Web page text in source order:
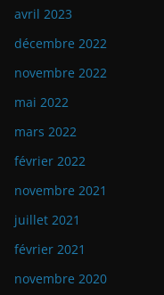
avril 2023
décembre 2022
novembre 2022
mai 2022
mars 2022
février 2022
novembre 2021
juillet 2021
février 2021
novembre 2020